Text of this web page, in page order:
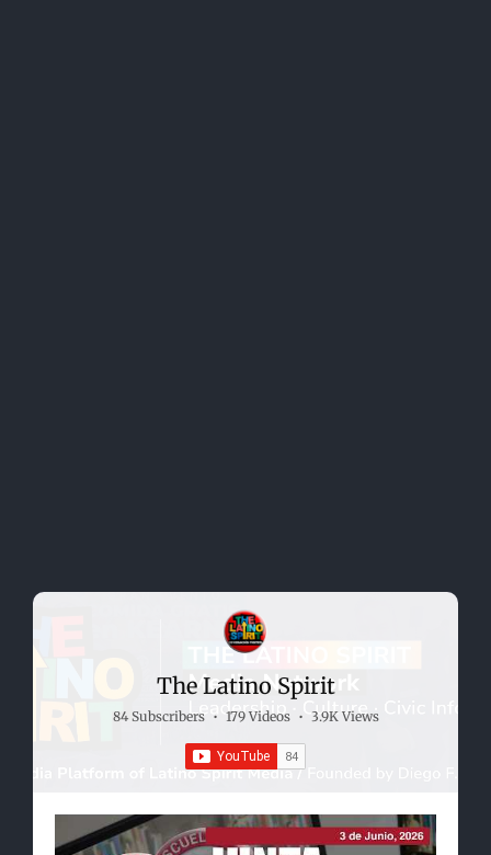
The Latino Spirit
84 Subscribers • 179 Videos • 3.9K Views